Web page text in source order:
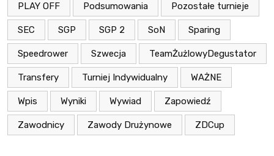
PLAY OFF Podsumowania Pozostałe turnieje
SEC SGP SGP 2 SoN Sparing
Speedrower Szwecja TeamŻużlowyDegustator
Transfery Turniej Indywidualny WAŻNE
Wpis Wyniki Wywiad Zapowiedź
Zawodnicy Zawody Drużynowe ZDCup